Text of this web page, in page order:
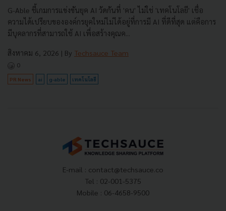
G-Able ชี้เกมการแข่งขันยุค AI วัดกันที่ 'คน' ไม่ใช่ 'เทคโนโลยี' เชื่อ
ความได้เปรียบขององค์กรยุคใหม่ไม่ได้อยู่ที่การมี AI ที่ดีที่สุด แต่คือการ
มีบุคลากรที่สามารถใช้ AI เพื่อสร้างคุณค...
สิงหาคม 6, 2026 | By Techsauce Team
0
PR News ai g-able เทคโนโลยี
E-mail : contact@techsauce.co
Tel : 02-001-5375
Mobile : 06-4658-9500